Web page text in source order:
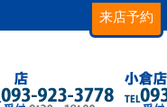
来店予約